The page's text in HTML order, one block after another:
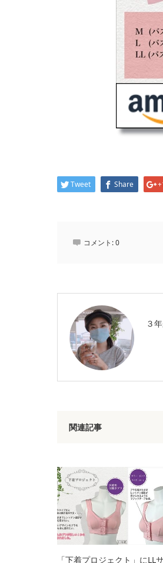
Tweet Share
コメント:0
３
関連記事
「下着プロジェクト」にLL